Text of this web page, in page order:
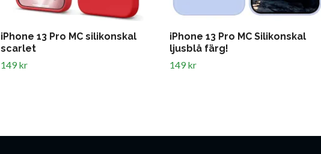
iPhone 13 Pro MC silikonskal
scarlet
149 kr
iPhone 13 Pro MC Silikonskal
ljusblå färg!
149 kr